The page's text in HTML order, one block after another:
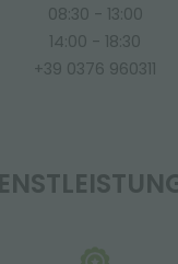
08:30 - 13:00
14:00 - 18:30
+39 0376 960311